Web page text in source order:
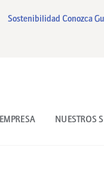
Sostenibilidad Conozca
NUESTROS
INICIO